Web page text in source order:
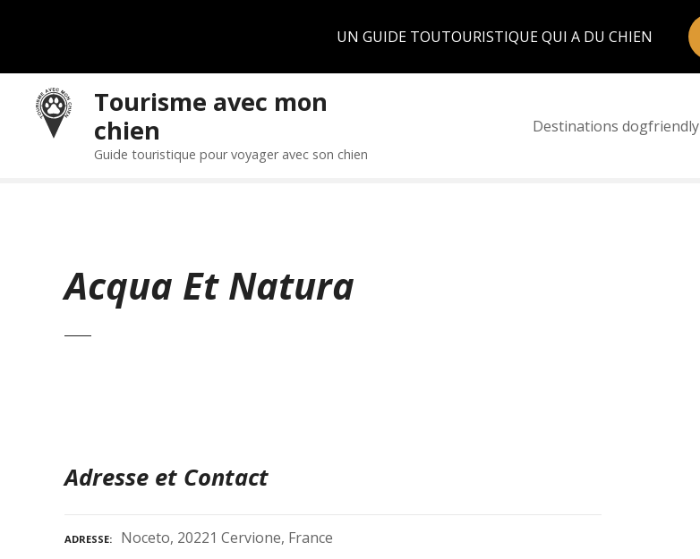
UN GUIDE TOUTOURISTIQUE QUI A DU CHIEN
Tourisme avec mon
chien
Guide touristique pour voyager avec son chien
Destinations dogfriendly
Acqua Et Natura
Adresse et Contact
ADRESSE Noceto, 20221 Cervione, France